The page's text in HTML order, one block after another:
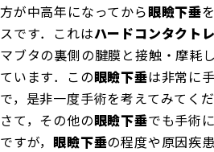
方が中高年になってから眼瞼下垂
スです．これはハードコンタクト
マブタの裏側の腱膜と接触・摩耗
ています．この眼瞼下垂は非常に
で，是非一度手術を考えてみてくだ
さて，その他の眼瞼下垂でも手術
ですが，眼瞼下垂の程度や原因疾